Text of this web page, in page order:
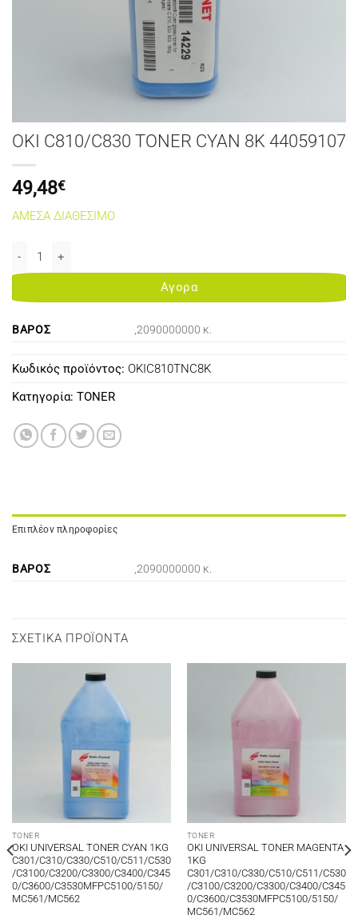
OKI C810/C830 TONER CYAN 8K 44059107
49,48€
ΑΜΕΣΑ ΔΙΑΘΕΣΙΜΟ
OKI C810/C830 TONER CYAN 8K 44059107 ποσότητα
Αγορα
ΒΆΡΟΣ ,2090000000 κ.
Κωδικός προϊόντος: OKIC810TNC8K
Κατηγορία: TONER
Επιπλέον πληροφορίες
ΒΆΡΟΣ ,2090000000 κ.
ΣΧΕΤΙΚΆ ΠΡΟΪΌΝΤΑ
TONER
OKI UNIVERSAL TONER CYAN 1KG
C301/C310/C330/C510/C511/C530
/C3100/C3200/C3300/C3400/C345
0/C3600/C3530MFPC5100/5150/
MC561/MC562
TONER
OKI UNIVERSAL TONER MAGENTA
1KG
C301/C310/C330/C510/C511/C530
/C3100/C3200/C3300/C3400/C345
0/C3600/C3530MFPC5100/5150/
MC561/MC562